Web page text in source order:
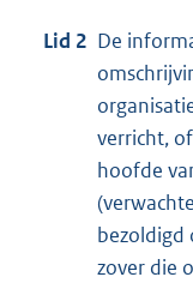
Lid 2 De
verricht,
hoofde
bezoldigd
zover die